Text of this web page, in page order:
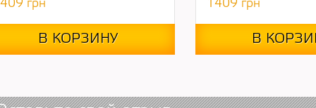
грн
В КОРЗИНУ
1409 грн
В